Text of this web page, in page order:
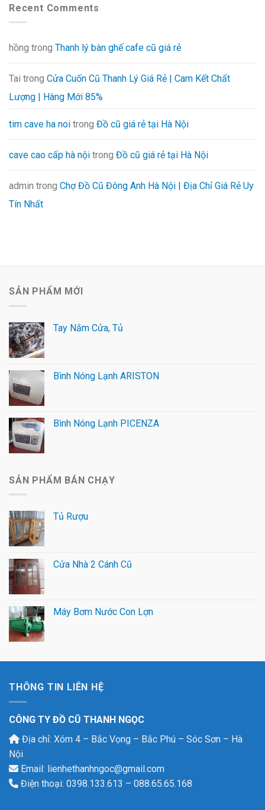
Recent Comments
hồng trong Thanh lý bàn ghế cafe cũ giá rẻ
Tai trong Cửa Cuốn Cũ Thanh Lý Giá Rẻ | Cam Kết Chất
Lượng | Hàng Mới 85%
tim cave ha noi trong Đồ cũ giá rẻ tại Hà Nội
cave cao cấp hà nội trong Đồ cũ giá rẻ tại Hà Nội
admin trong Chợ Đồ Cũ Đông Anh Hà Nội | Địa Chỉ Giá Rẻ Uy
Tín Nhất
SẢN PHẨM MỚI
Tay Nắm Cửa, Tủ
Bình Nóng Lạnh ARISTON
Bình Nóng Lạnh PICENZA
SẢN PHẨM BÁN CHẠY
Tủ Rượu
Cửa Nhà 2 Cánh Cũ
Máy Bơm Nước Con Lợn
THÔNG TIN LIÊN HỆ
CÔNG TY ĐỒ CŨ THANH NGỌC
Địa chỉ: Xóm 4 – Bắc Vọng – Bắc Phú – Sóc Sơn – Hà
Nội
Email: lienhethanhngoc@gmail.com
Điện thoại: 0398.133.613 – 088.65.65.168